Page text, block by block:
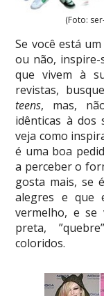
(Foto:
Se você está
ou não, inspire-
que vivem à
revistas,
teens, mas,
idênticas à dos
veja como
é uma boa
a perceber o
gosta mais, se
alegres e que
vermelho, e se
preta,
coloridos.